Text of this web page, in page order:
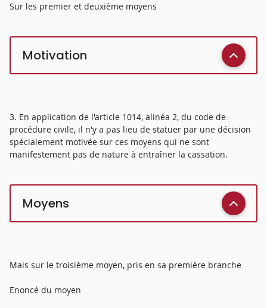
Sur les premier et deuxième moyens
Motivation
3. En application de l'article 1014, alinéa 2, du code de
procédure civile, il n'y a pas lieu de statuer par une décision
spécialement motivée sur ces moyens qui ne sont
manifestement pas de nature à entraîner la cassation.
Moyens
Mais sur le troisième moyen, pris en sa première branche
Enoncé du moyen